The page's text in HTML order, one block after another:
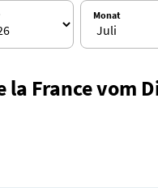
Monat
la France vom